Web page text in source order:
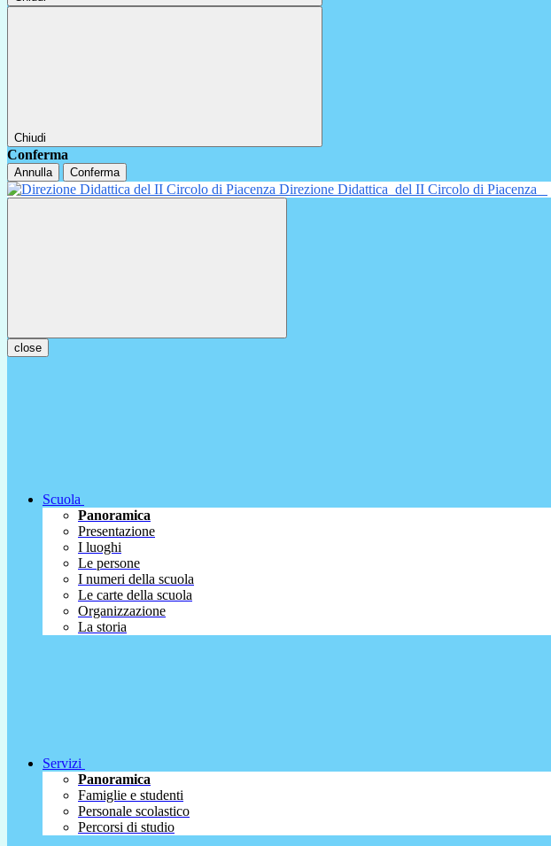
Chiudi
Conferma
Annulla Conferma
Direzione Didattica del II Circolo di Piacenza
close
Scuola
Panoramica
Presentazione
I luoghi
Le persone
I numeri della scuola
Le carte della scuola
Organizzazione
La storia
Servizi
Panoramica
Famiglie e studenti
Personale scolastico
Percorsi di studio